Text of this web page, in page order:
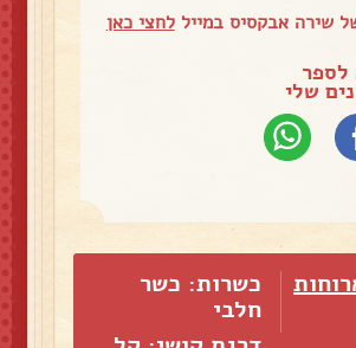
שירה אבקסיס במייללחצי כאן
לספר
שלי
כשרות: כשר
חלבי